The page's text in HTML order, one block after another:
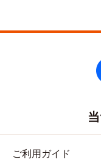
ご利用ガイド